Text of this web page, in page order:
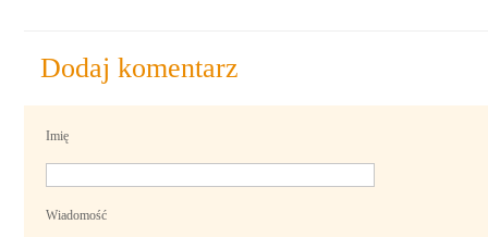
Dodaj komentarz
Imię
Wiadomość